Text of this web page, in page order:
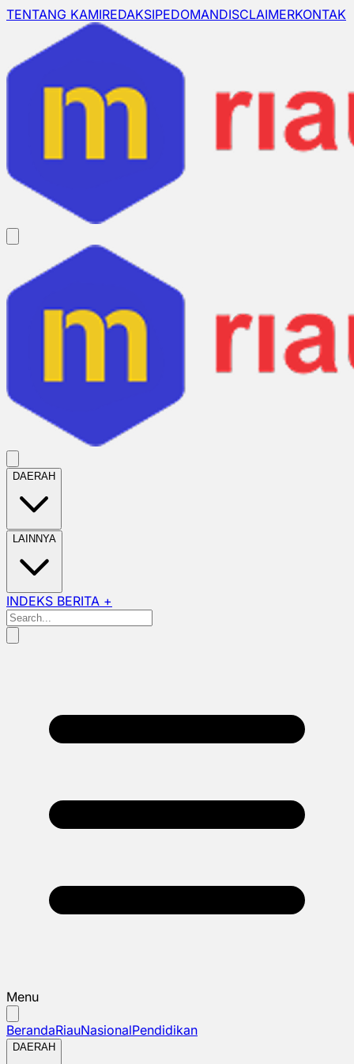
TENTANG KAMIREDAKSIPEDOMANDISCLAIMERKONTAK
DAERAH
LAINNYA
INDEKS BERITA +
Menu
BerandaRiauNasionalPendidikan
DAERAH